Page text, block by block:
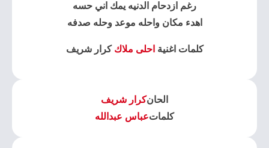
رغم ازدحام الدنيه يمك اني حسه
اهدء مكان واحله موعد وحله صدفه
كلمات اغنية احلى ملاك كرار شريف
الحانكرار شريف
كلماتعباس عبدالله